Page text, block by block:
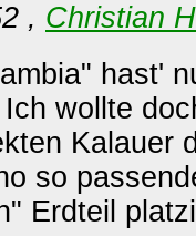
, Christian
hast'
wollte
Kalauer
so
Erdteil